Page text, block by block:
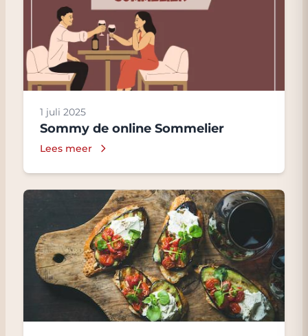
1 juli 2025
Sommy de online Sommelier
Lees meer